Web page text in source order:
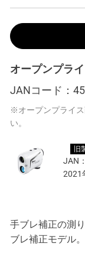
オープンプラ
JANコード：
※オープンプライ
い。
旧
JAN：
2021
手ブレ補正の測
ブレ補正モデル。